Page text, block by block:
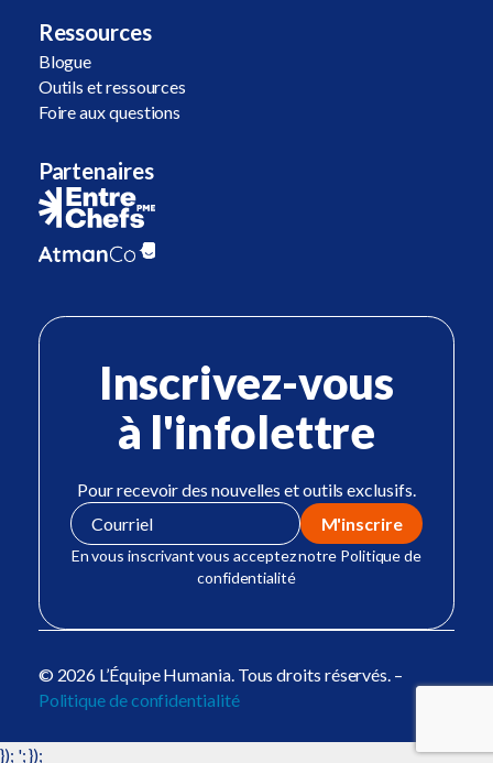
Ressources
Blogue
Outils et ressources
Foire aux questions
Partenaires
Inscrivez-vous
à l'infolettre
Pour recevoir des nouvelles et outils exclusifs.
En vous inscrivant vous acceptez notre Politique de
confidentialité
© 2026 L’Équipe Humania. Tous droits réservés. –
Politique de confidentialité
}); '; });